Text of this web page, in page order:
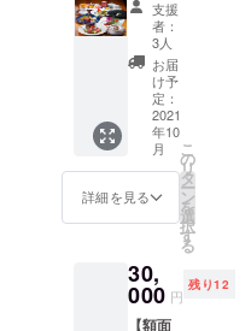
けま
す。 こ
のリ
ターン
は、お
店に取
りに来
ていた
だく方
のため
に特別
だきま
した。
近い将
各
120ml
づつグ
ラスで
提供さ
せてい
ただき
ます。
発送の
準備が
整いま
した
届け日
をメー
ルでご
案内さ
10月初
旬～中
旬
ていた
だきま
す。 ★
特典と
してこ
のTシャ
ツを着
てラン
チor
ナーに
ご来店
ファー
ストド
リンク
スで
す！！
Tシャツ
には、
ぎんぎ
んのロ
ゴマー
クのウ
サギと
３０ｔ
ｈのラ
ングラ
スとナ
イフ・
気の
ディ
ナー
コース
す！！
感謝の
気持ち
いっぱ
いのお
らさせ
ていた
だきま
ア御食
事券と
ぎんぎ
ん30周
年記念
オリジ
ナルT
シャ
ツ 特
典付
き】
キャビ
イ包み
スー
プ・オ
支援
者：
3人
お届
け予
定：
2021
年10
月
詳細を見る
こ
の
リ
タ
ー
ン
を
選
択
す
る
30,
000 円
残り12
【額面